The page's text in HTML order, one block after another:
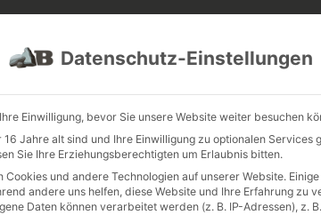
Datenschutz-Einstellungen
Einwilligung, bevor Sie unsere Website weiter besuchen
16 Jahre alt sind und Ihre Einwilligung zu optionalen Services
Sie Ihre Erziehungsberechtigten um Erlaubnis bitten.
und andere Technologien auf unserer Website.
andere uns helfen, diese Website und Ihre Erfahrung zu
Daten können verarbeitet werden (z. B. IP-Adressen), z.